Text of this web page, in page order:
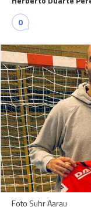
0
Foto Suhr Aarau